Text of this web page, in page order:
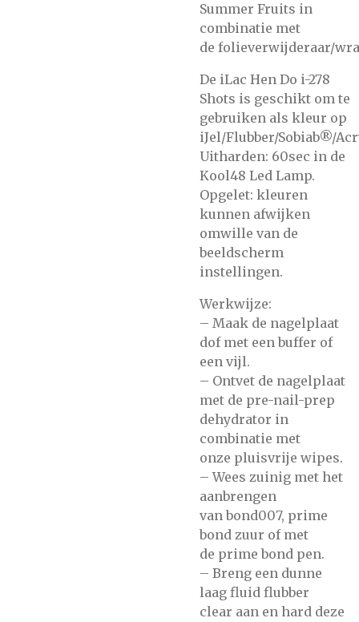
Summer Fruits in
combinatie met
de folieverwijderaar/
De iLac Hen Do i-278
Shots is geschikt om te
gebruiken als kleur op
iJel/Flubber/Sobiab®/
Uitharden: 60sec in de
Kool48 Led Lamp.
Opgelet: kleuren
kunnen afwijken
omwille van de
beeldscherm
instellingen.
Werkwijze:
– Maak de nagelplaat
dof met een buffer of
een vijl.
– Ontvet de nagelplaat
met de pre-nail-prep
dehydrator in
combinatie met
onze pluisvrije wipes.
– Wees zuinig met het
aanbrengen
van bond007, prime
bond zuur of met
de prime bond pen.
– Breng een dunne
laag fluid flubber
clear aan en hard deze